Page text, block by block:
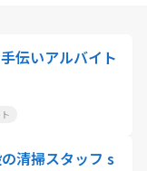
伝いアルバイト
清掃スタッフ s